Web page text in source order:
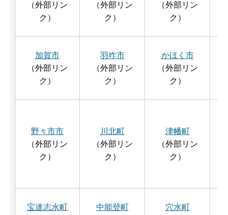
（外部リン
ク）
（外部リン
ク）
（外部リン
ク）
加賀市
（外部リン
ク）
羽咋市
（外部リン
ク）
かほく市
（外部リン
ク）
野々市市
（外部リン
ク）
川北町
（外部リン
ク）
津幡町
（外部リン
ク）
宝達志水町
中能登町
穴水町